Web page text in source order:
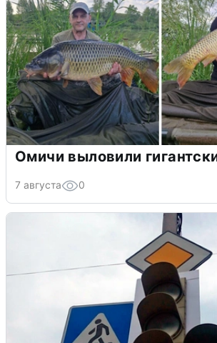
Омичи выловили
7 августа 0